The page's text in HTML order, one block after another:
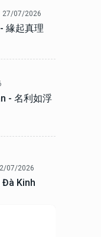
27/07/2026
緣起真理
- 名利如浮
07/2026
Đà Kinh